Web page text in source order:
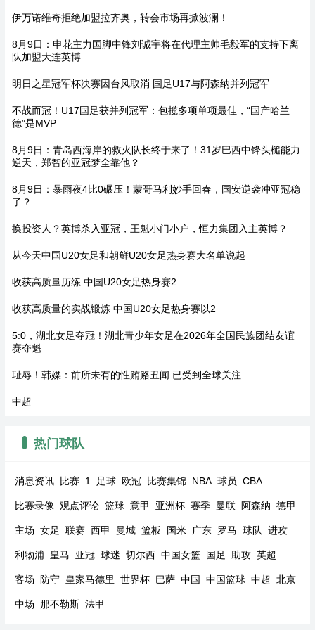
伊万诺维奇拒绝加盟拉齐奥，转会市场再掀波澜！
8月9日：申花主力国脚中锋刘诚宇将在代理主帅毛毅军的支持下离
队加盟大连英博
明日之星冠军杯决赛因台风取消 国足U17与阿森纳并列冠军
不战而冠！U17国足获并列冠军：包揽多项单项最佳，“国产哈兰
德”是MVP
8月9日：青岛西海岸的救火队长终于来了！31岁巴西中锋头槌能力
逆天，郑智的亚冠梦全靠他？
8月9日：暴雨夜4比0碾压！蒙哥马利妙手回春，国安逆袭冲亚冠稳
了？
换投资人？英博杀入亚冠，王魁小门小户，恒力集团入主英博？
从今天中国U20女足和朝鲜U20女足热身赛大名单说起
收获高质量历练 中国U20女足热身赛2
收获高质量的实战锻炼 中国U20女足热身赛以2
5:0，湖北女足夺冠！湖北青少年女足在2026年全国民族团结友谊
赛夺魁
耻辱！韩媒：前所未有的性贿赂丑闻 已受到全球关注
中超
热门球队
消息资讯 比赛 1 足球 欧冠 比赛集锦 NBA 球员 CBA
比赛录像 观点评论 篮球 意甲 亚洲杯 赛季 曼联 阿森纳 德甲
主场 女足 联赛 西甲 曼城 篮板 国米 广东 罗马 球队 进攻
利物浦 皇马 亚冠 球迷 切尔西 中国女篮 国足 助攻 英超
客场 防守 皇家马德里 世界杯 巴萨 中国 中国篮球 中超 北京
中场 那不勒斯 法甲